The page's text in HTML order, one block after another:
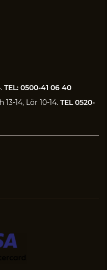
TEL: 0500-41 06 40
13-14, Lör 10-14. TEL 0520-